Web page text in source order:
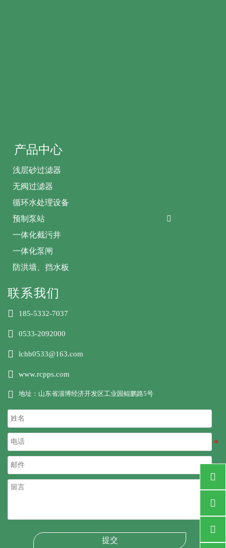
产品中心
浅层砂过滤器
无阀过滤器
循环水处理设备
预制泵站

一体化截污井
一体化泵闸
防洪墙、挡水板
联系我们
 185-5332-7037
 0533-2092000
 lchb0533@163.com
 www.rcpps.com
 地址：山东省淄博经济开发区工业园鲲鹏路5号
提交


